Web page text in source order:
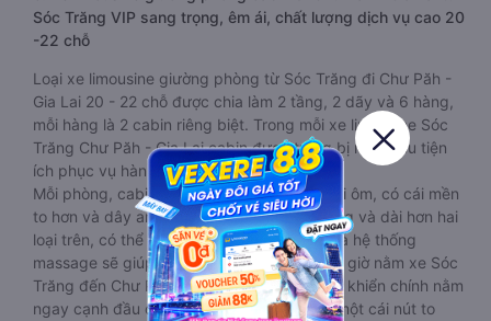
Sóc Trăng VIP sang trọng, êm ái, chất lượng dịch vụ cao 20
-22 chỗ
Loại xe limousine giường phòng từ Sóc Trăng đi Chư Păh -
Gia Lai 20 - 22 chỗ được chia làm 2 tầng, 2 dãy và 6 hàng,
mỗi hàng là 2 cabin riêng biệt. Trong mỗi xe limousine Sóc
Trăng Chư Păh - Gia Lai cabin được trang bị rất nhiều tiện
ích phục vụ hành khách suốt hành trình.
Mỗi phòng, cabin đều có gối nằm rời, có gối ôm, có cái mền
to hơn và dây an toàn seat belt. Giường rộng và dài hơn hai
loại trên, có thể lăn lộn thoải mái. Đặc biệt là hệ thống
massage sẽ giúp bạn thư giãn trong những giờ nằm xe Sóc
Trăng đến Chư Păh - Gia Lai dài. Bảng điều khiển chính nằm
ngay cạnh đầu để tiện tay tuỳ chỉnh gồm: một cái nút to